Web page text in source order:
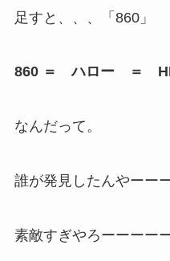
足すと、、、「860」
860 ＝ ハロー ＝
なんだって。
誰が発見したんやーー
素敵すぎやろーーーー